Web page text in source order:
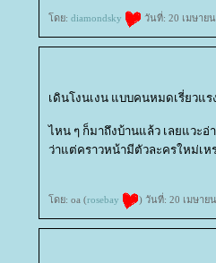
ดย: diamondsky วันที่: 20 เมษายน
เดินโงนเงน แบบคนหมดเรี่ยวแ
ไหน ๆ ก็มาถึงบ้านแล้ว เลยแวะ
ว่าแต่คราวหน้ามีตัวละครใหม่เ
ดย: oa (rosebay ) วันที่: 20 เมษาย